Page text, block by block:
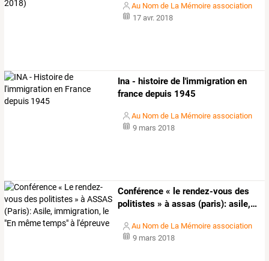
Au Nom de La Mémoire association
17 avr. 2018
Ina - histoire de l'immigration en
france depuis 1945
Au Nom de La Mémoire association
9 mars 2018
Conférence « le rendez-vous des
politistes » à assas (paris): asile,…
Au Nom de La Mémoire association
9 mars 2018